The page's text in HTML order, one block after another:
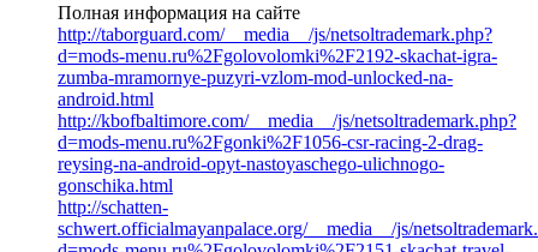
Полная информация на сайте
http://taborguard.com/__media__/js/netsoltrademark.php?
d=mods-menu.ru%2Fgolovolomki%2F2192-skachat-igra-
zumba-mramornye-puzyri-vzlom-mod-unlocked-na-
android.html
http://kbofbaltimore.com/__media__/js/netsoltrademark.php?
d=mods-menu.ru%2Fgonki%2F1056-csr-racing-2-drag-
reysing-na-android-opyt-nastoyaschego-ulichnogo-
gonschika.html
http://schatten-
schwert.officialmayanpalace.org/__media__/js/